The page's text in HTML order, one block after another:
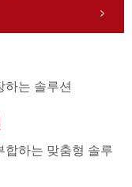
하는 솔루션
합하는 맞춤형 솔루